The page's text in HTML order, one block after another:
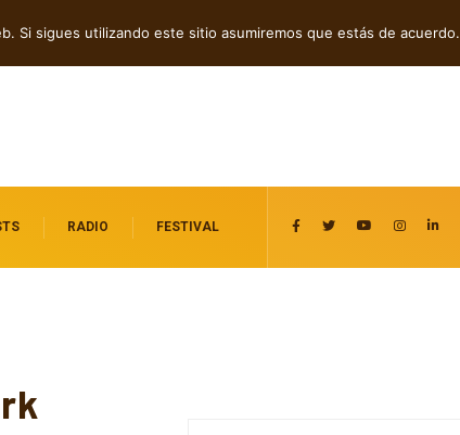
RADIO FESTIVAL
Si sigues utilizando este sitio asumiremos que estás de acuerdo.